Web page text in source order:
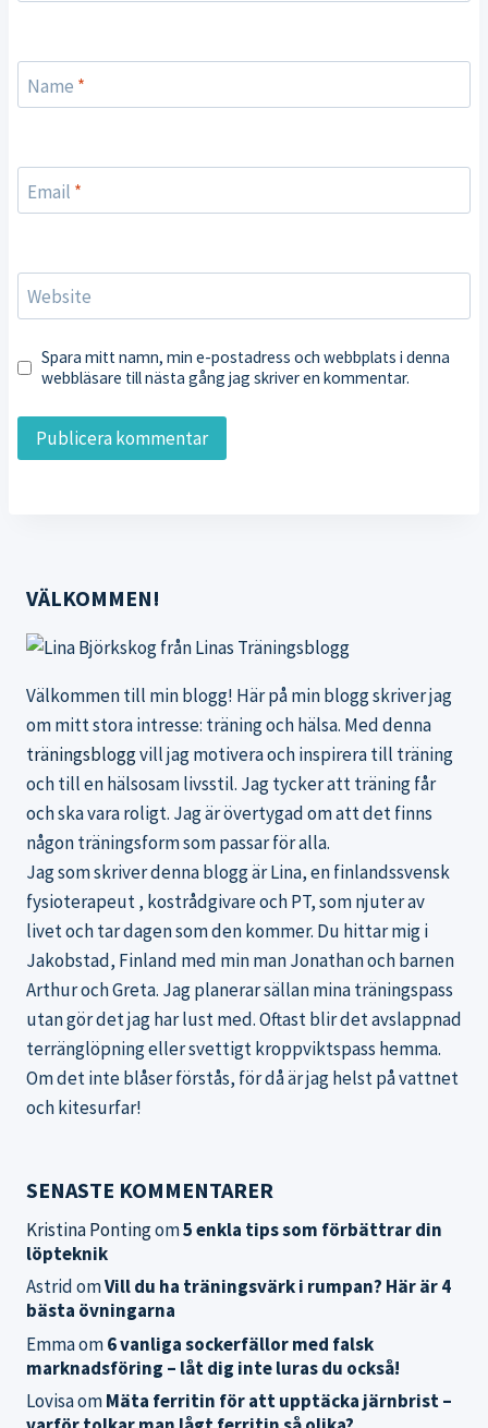
Name *
Email *
Website
Spara mitt namn, min e-postadress och webbplats i denna
webbläsare till nästa gång jag skriver en kommentar.
VÄLKOMMEN!
Välkommen till min blogg! Här på min blogg skriver jag
om mitt stora intresse: träning och hälsa. Med denna
träningsbloggvill jag motivera och inspirera till träning
och till en hälsosam livsstil. Jag tycker att träning får
och ska vara roligt. Jag är övertygad om att det finns
någon träningsform som passar för alla.
Jag som skriver denna blogg är Lina, en finlandssvensk
fysioterapeut , kostrådgivare och PT, som njuter av
livet och tar dagen som den kommer. Du hittar mig i
Jakobstad, Finland med min man Jonathan och barnen
Arthur och Greta. Jag planerar sällan mina träningspass
utan gör det jag har lust med. Oftast blir det avslappnad
terränglöpning eller svettigt kroppviktspass hemma.
Om det inte blåser förstås, för då är jag helst på vattnet
och kitesurfar!
SENASTE KOMMENTARER
Kristina Pontingom5 enkla tips som förbättrar din
löpteknik
AstridomVill du ha träningsvärk i rumpan? Här är 4
bästa övningarna
Emmaom6 vanliga sockerfällor med falsk
marknadsföring – låt dig inte luras du också!
LovisaomMäta ferritin för att upptäcka järnbrist –